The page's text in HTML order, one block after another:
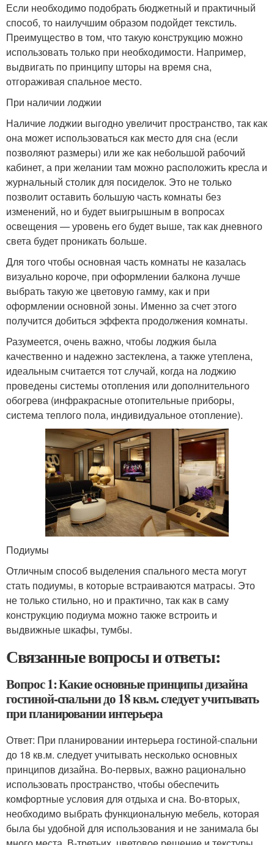
Если необходимо подобрать бюджетный и практичный
способ, то наилучшим образом подойдет текстиль.
Преимущество в том, что такую конструкцию можно
использовать только при необходимости. Например,
выдвигать по принципу шторы на время сна,
отгораживая спальное место.
При наличии лоджии
Наличие лоджии выгодно увеличит пространство, так как
она может использоваться как место для сна (если
позволяют размеры) или же как небольшой рабочий
кабинет, а при желании там можно расположить кресла и
журнальный столик для посиделок. Это не только
позволит оставить большую часть комнаты без
изменений, но и будет выигрышным в вопросах
освещения — уровень его будет выше, так как дневного
света будет проникать больше.
Для того чтобы основная часть комнаты не казалась
визуально короче, при оформлении балкона лучше
выбрать такую же цветовую гамму, как и при
оформлении основной зоны. Именно за счет этого
получится добиться эффекта продолжения комнаты.
Разумеется, очень важно, чтобы лоджия была
качественно и надежно застеклена, а также утеплена,
идеальным считается тот случай, когда на лоджию
проведены системы отопления или дополнительного
обогрева (инфракрасные отопительные приборы,
система теплого пола, индивидуальное отопление).
Подиумы
Отличным способ выделения спального места могут
стать подиумы, в которые встраиваются матрасы. Это
не только стильно, но и практично, так как в саму
конструкцию подиума можно также встроить и
выдвижные шкафы, тумбы.
Связанные вопросы и ответы:
Вопрос 1: Какие основные принципы дизайна
гостиной-спальни до 18 кв.м. следует учитывать
при планировании интерьера
Ответ: При планировании интерьера гостиной-спальни
до 18 кв.м. следует учитывать несколько основных
принципов дизайна. Во-первых, важно рационально
использовать пространство, чтобы обеспечить
комфортные условия для отдыха и сна. Во-вторых,
необходимо выбрать функциональную мебель, которая
была бы удобной для использования и не занимала бы